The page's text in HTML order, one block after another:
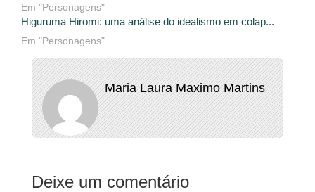
Em "Personagens"
Higuruma Hiromi: uma análise do idealismo em colap...
Em "Personagens"
Maria Laura Maximo Martins
Deixe um comentário